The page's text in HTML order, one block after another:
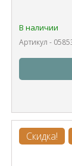
В наличии
Артикул -
Скидка!